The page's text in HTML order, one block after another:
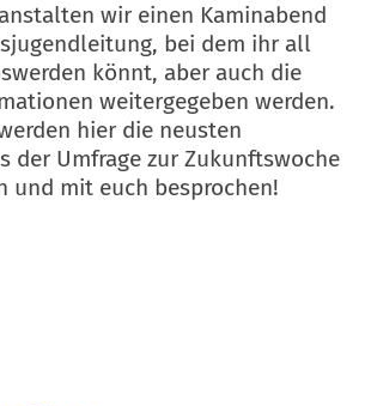
wir einen Kaminabend
bei dem ihr all
könnt, aber auch die
weitergegeben werden.
hier die neusten
der Umfrage zur Zukunftswoche
und mit euch besprochen!